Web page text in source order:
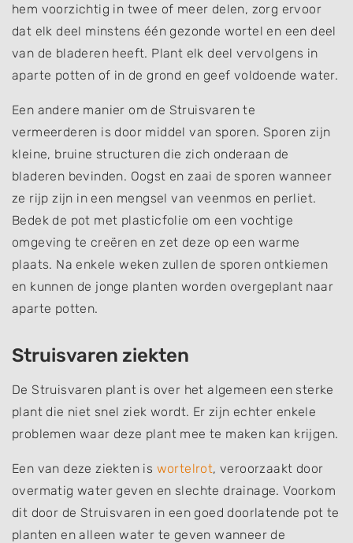
hem voorzichtig in twee of meer delen, zorg ervoor
dat elk deel minstens één gezonde wortel en een deel
van de bladeren heeft. Plant elk deel vervolgens in
aparte potten of in de grond en geef voldoende water.
Een andere manier om de Struisvaren te
vermeerderen is door middel van sporen. Sporen zijn
kleine, bruine structuren die zich onderaan de
bladeren bevinden. Oogst en zaai de sporen wanneer
ze rijp zijn in een mengsel van veenmos en perliet.
Bedek de pot met plasticfolie om een ​​vochtige
omgeving te creëren en zet deze op een warme
plaats. Na enkele weken zullen de sporen ontkiemen
en kunnen de jonge planten worden overgeplant naar
aparte potten.
Struisvaren ziekten
De Struisvaren plant is over het algemeen een sterke
plant die niet snel ziek wordt. Er zijn echter enkele
problemen waar deze plant mee te maken kan krijgen.
Een van deze ziekten is wortelrot, veroorzaakt door
overmatig water geven en slechte drainage. Voorkom
dit door de Struisvaren in een goed doorlatende pot te
planten en alleen water te geven wanneer de